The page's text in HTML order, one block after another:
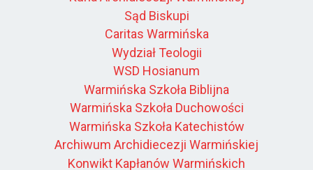
Sąd Biskupi
Caritas Warmińska
Wydział Teologii
WSD Hosianum
Warmińska Szkoła Biblijna
Warmińska Szkoła Duchowości
Warmińska Szkoła Katechistów
Archiwum Archidiecezji Warmińskiej
Konwikt Kapłanów Warmińskich